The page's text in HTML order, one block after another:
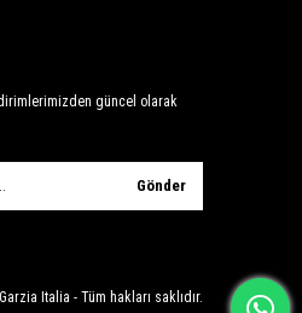
güncel olarak
Gönder
Italia - Tüm hakları saklıdır.